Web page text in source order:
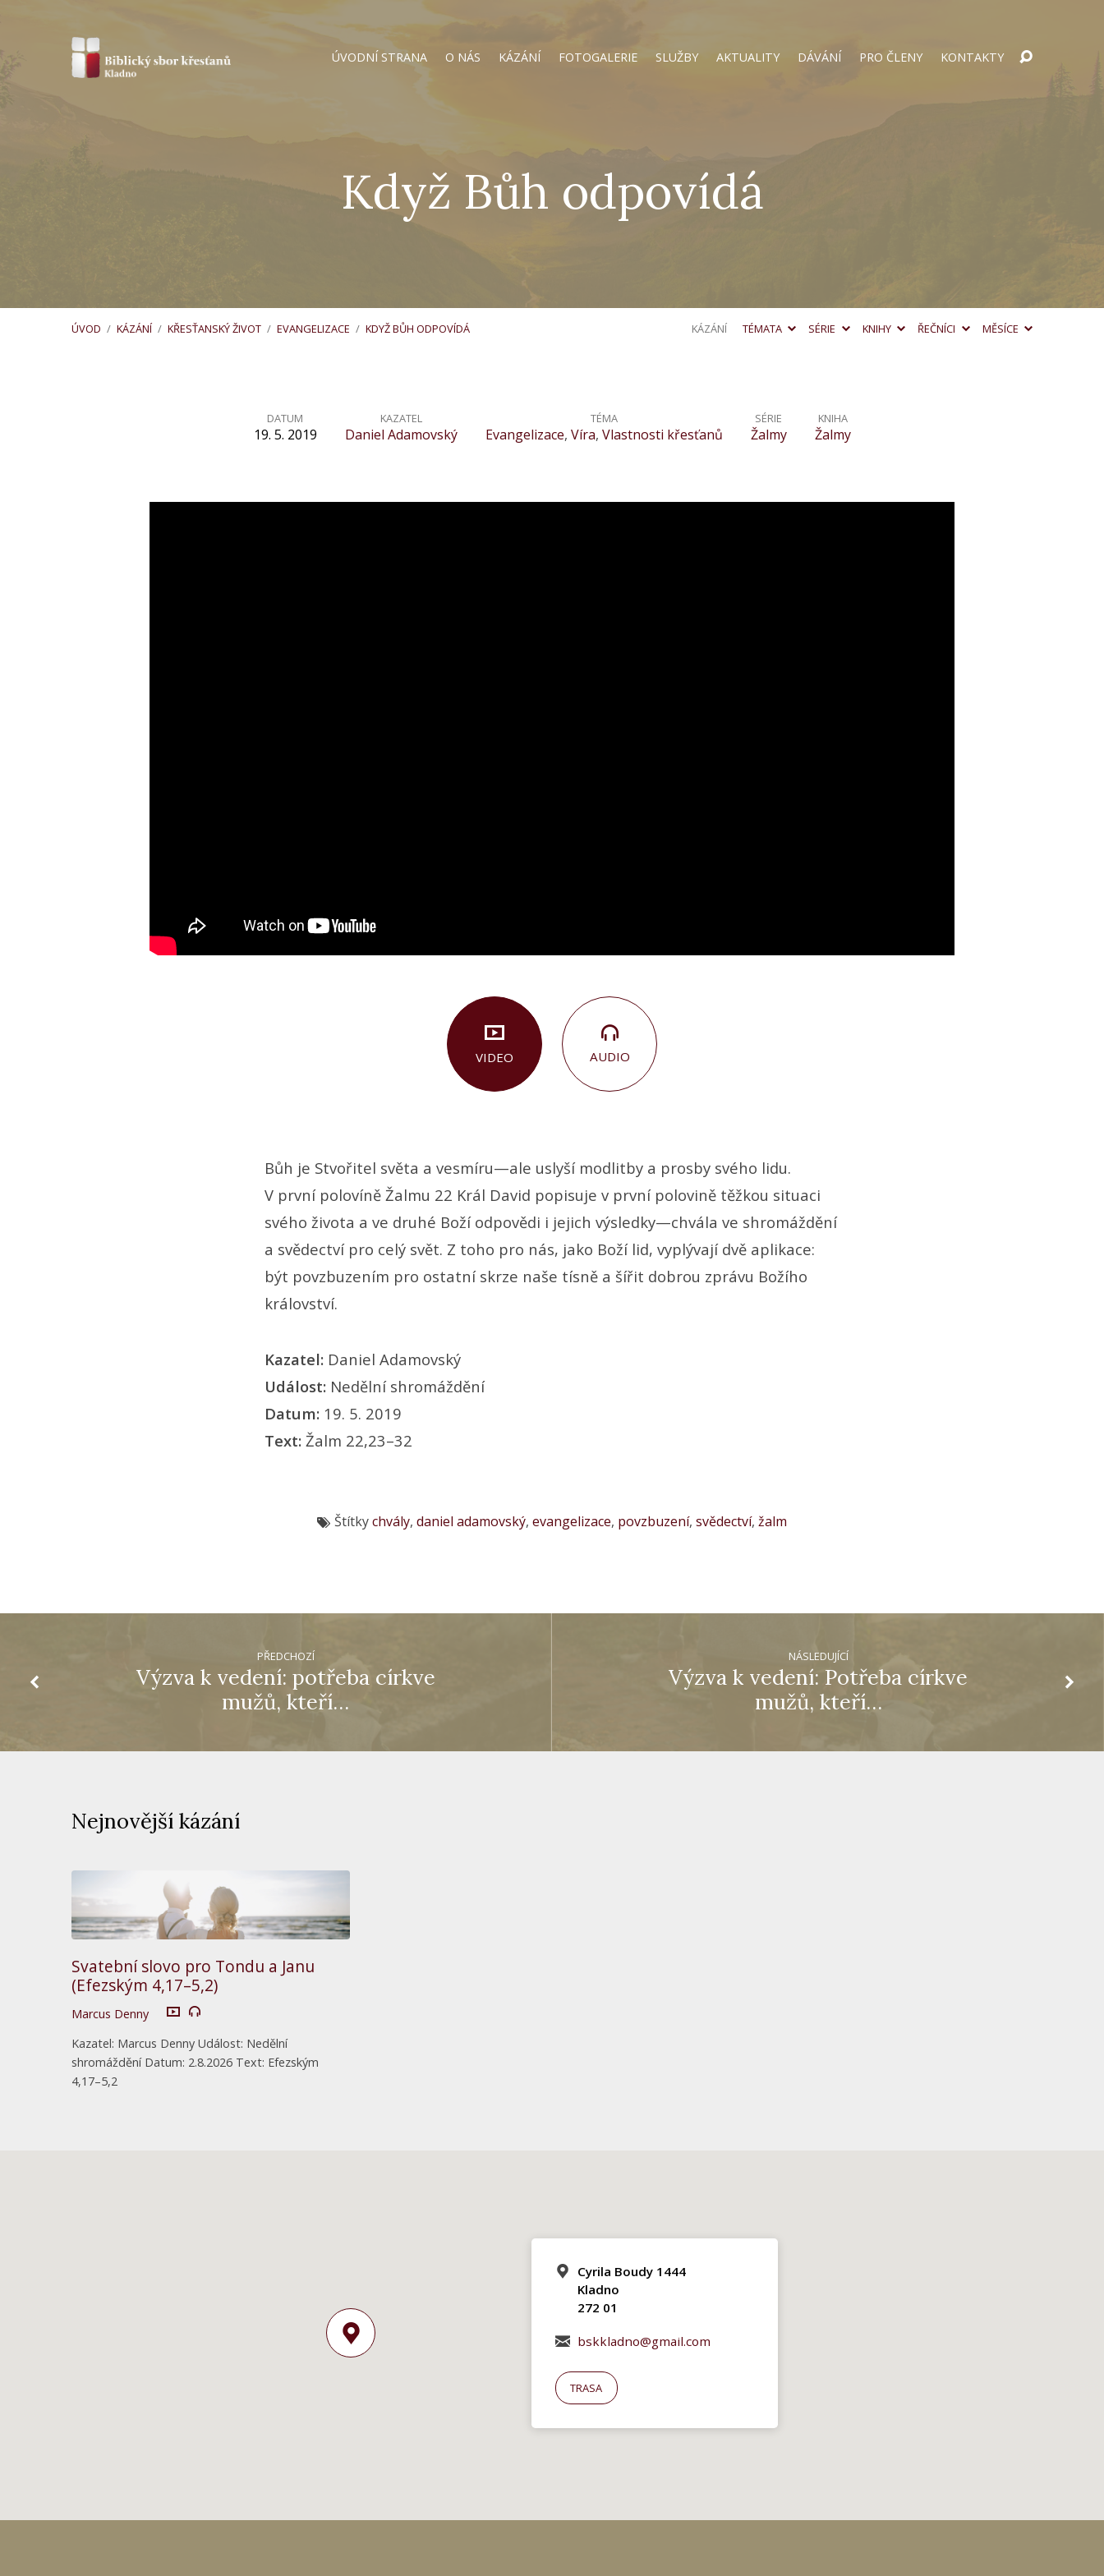
ÚVODNÍ STRANA O NÁS KÁZÁNÍ FOTOGALERIE SLUŽBY AKTUALITY DÁVÁNÍ PRO ČLENY KONTAKTY
Když Bůh odpovídá
ÚVOD / KÁZÁNÍ / KŘESŤANSKÝ ŽIVOT / EVANGELIZACE / KDYŽ BŮH ODPOVÍDÁ KÁZÁNÍ TÉMATA SÉRIE KNIHY ŘEČNÍCI MĚSÍCE
DATUM
19. 5. 2019
KAZATEL
Daniel Adamovský
TÉMA
Evangelizace, Víra, Vlastnosti křesťanů
SÉRIE
Žalmy
KNIHA
Žalmy
VIDEO AUDIO
Bůh je Stvořitel světa a vesmíru—ale uslyší modlitby a prosby svého lidu.
V první polovíně Žalmu 22 Král David popisuje v první polovině těžkou situaci
svého života a ve druhé Boží odpovědi i jejich výsledky—chvála ve shromáždění
a svědectví pro celý svět. Z toho pro nás, jako Boží lid, vyplývají dvě aplikace:
být povzbuzením pro ostatní skrze naše tísně a šířit dobrou zprávu Božího
království.
Kazatel: Daniel Adamovský
Událost: Nedělní shromáždění
Datum: 19. 5. 2019
Text: Žalm 22,23–32
Štítkychvály, daniel adamovský, evangelizace, povzbuzení, svědectví, žalm
PŘEDCHOZÍ
Výzva k vedení: potřeba církve
mužů, kteří…
NÁSLEDUJÍCÍ
Výzva k vedení: Potřeba církve
mužů, kteří…
Nejnovější kázání
Svatební slovo pro Tondu a Janu
(Efezským 4,17–5,2)
Marcus Denny
Kazatel: Marcus Denny Událost: Nedělní
shromáždění Datum: 2.8.2026 Text: Efezským
4,17–5,2
Cyrila Boudy 1444
Kladno
272 01
bskkladno@gmail.com
TRASA